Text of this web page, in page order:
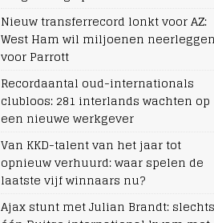
Nieuw transferrecord lonkt voor AZ:
West Ham wil miljoenen neerleggen
voor Parrott
Recordaantal oud-internationals
clubloos: 281 interlands wachten op
een nieuwe werkgever
Van KKD-talent van het jaar tot
opnieuw verhuurd: waar spelen de
laatste vijf winnaars nu?
Ajax stunt met Julian Brandt: slechts